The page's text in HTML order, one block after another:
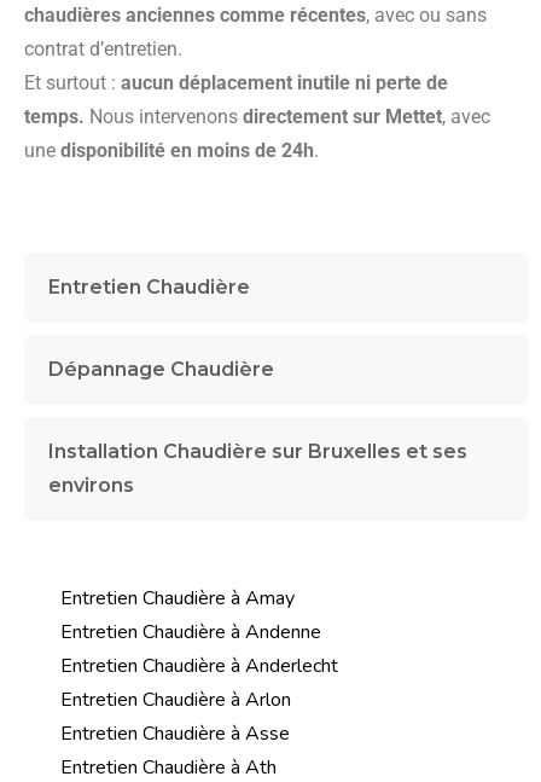
Entretien Chaudière
Dépannage Chaudière
Installation Chaudière sur Bruxelles et ses
environs
chaudières anciennes comme récentes, avec ou sans
contrat d’entretien.
Et surtout : aucun déplacement inutile ni perte de
temps. Nous intervenons directement sur Mettet, avec
une disponibilité en moins de 24h.
Entretien Chaudière à Amay
Entretien Chaudière à Andenne
Entretien Chaudière à Anderlecht
Entretien Chaudière à Arlon
Entretien Chaudière à Asse
Entretien Chaudière à Ath